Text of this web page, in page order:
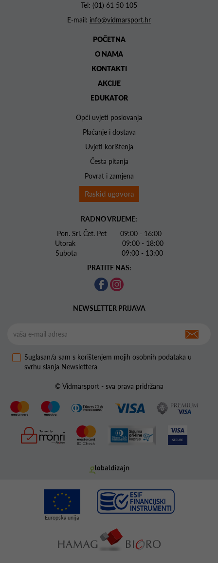
Tel: (01) 61 50 105
E-mail: info@vidmarsport.hr
POČETNA
O NAMA
KONTAKTI
AKCIJE
EDUKATOR
Opći uvjeti poslovanja
Plaćanje i dostava
Uvjeti korištenja
Česta pitanja
Povrat i zamjena
Raskid ugovora
RADNO VRIJEME:
Pon. Sri. Čet. Pet 09:00 - 16:00
Utorak 09:00 - 18:00
Subota 09:00 - 13:00
PRATITE NAS:
NEWSLETTER PRIJAVA
Suglasan/a sam s korištenjem mojih osobnih podataka u
svrhu slanja Newslettera
© Vidmarsport - sva prava pridržana